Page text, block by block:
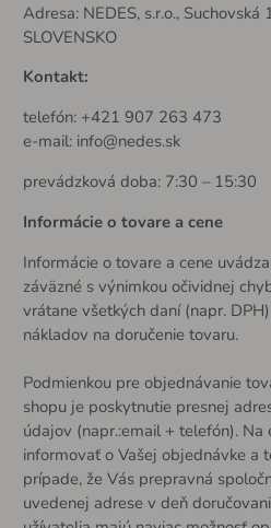
Adresa: NEDES, s.r.o.,
SLOVENSKO
Kontakt:
telefón: +421 907 263 473
e-mail: info@nedes.sk
prevádzková doba: 7:30 – 15:30
Informácie o tovare a cene
Informácie o tovare a cene
záväzné s výnimkou očividnej
vrátane všetkých daní (napr.
nákladov na doručenie tovaru.
Podmienkou pre objednávanie
shopu je poskytnutie presnej
údajov (napr.:email + telefón). Na
informovať o Vašej objednávke a
prípade, že Vás prepravná
uvedenej adrese v deň